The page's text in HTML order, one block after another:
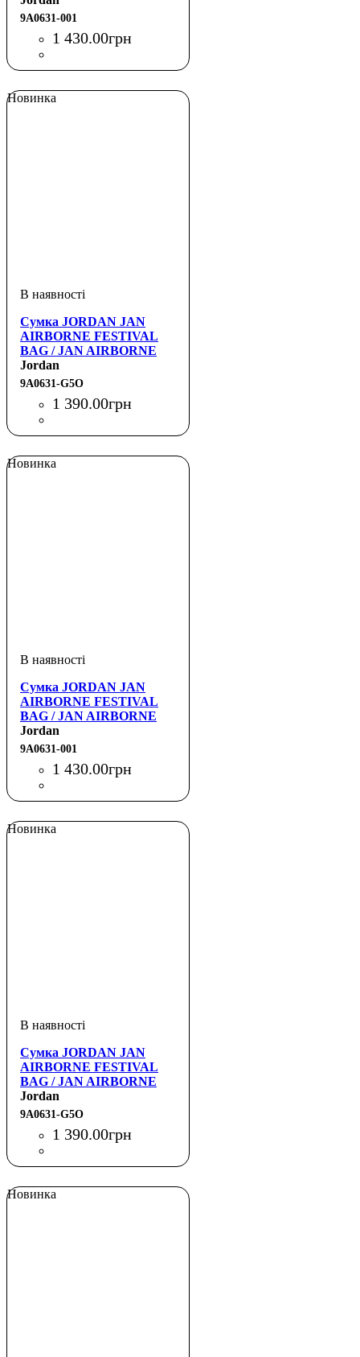
9A0631-001
1 430.00грн
Новинка
Сумка JORDAN JAN
AIRBORNE FESTIVAL
BAG / JAN AIRBORNE
FESTIVAL BAG
Jordan
9A0631-G5O
1 390.00грн
Новинка
Сумка JORDAN JAN
AIRBORNE FESTIVAL
BAG / JAN AIRBORNE
FESTIVAL BAG
Jordan
9A0631-001
1 430.00грн
Новинка
Сумка JORDAN JAN
AIRBORNE FESTIVAL
BAG / JAN AIRBORNE
FESTIVAL BAG
Jordan
9A0631-G5O
1 390.00грн
Новинка